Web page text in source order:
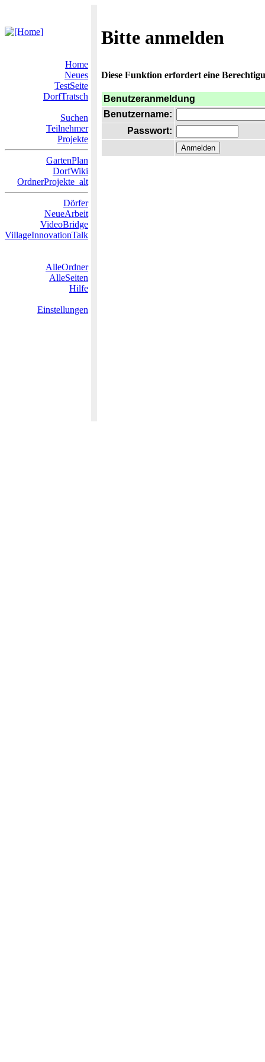
Bitte anmelden
Home
Neues
TestSeite
DorfTratsch
Suchen
Teilnehmer
Projekte
GartenPlan
DorfWiki
OrdnerProjekte_alt
Dörfer
NeueArbeit
VideoBridge
VillageInnovationTalk
AlleOrdner
AlleSeiten
Hilfe
Einstellungen
Diese Funktion erfordert eine
Benutzeranmeldung
Benutzername:
Passwort: